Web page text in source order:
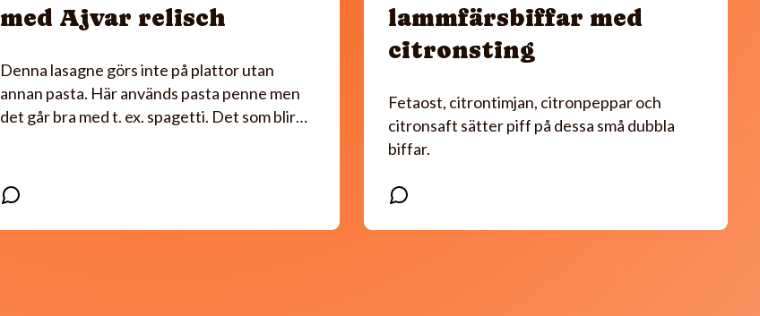
med Ajvar relisch
Denna lasagne görs inte på plattor utan
annan pasta. Här används pasta penne men
det går bra med t. ex. spagetti. Det som blir…
lammfärsbiffar med
citronsting
Fetaost, citrontimjan, citronpeppar och
citronsaft sätter piff på dessa små dubbla
biffar.